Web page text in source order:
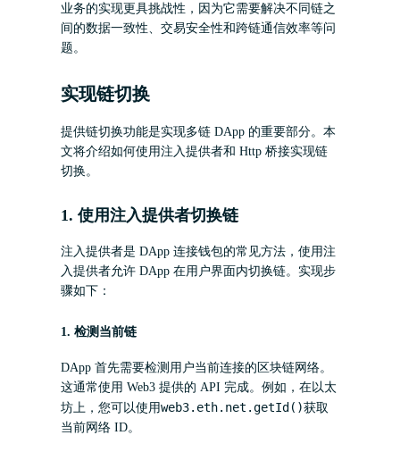
业务的实现更具挑战性，因为它需要解决不同链之
间的数据一致性、交易安全性和跨链通信效率等问
题。
实现链切换
提供链切换功能是实现多链 DApp 的重要部分。本
文将介绍如何使用注入提供者和 Http 桥接实现链
切换。
1. 使用注入提供者切换链
注入提供者是 DApp 连接钱包的常见方法，使用注
入提供者允许 DApp 在用户界面内切换链。实现步
骤如下：
1. 检测当前链
DApp 首先需要检测用户当前连接的区块链网络。
这通常使用 Web3 提供的 API 完成。例如，在以太
坊上，您可以使用web3.eth.net.getId()获取
当前网络 ID。